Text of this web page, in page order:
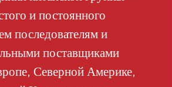
вождения. Кроме того,
разлагать органические загрязнения
как масло, пыль и бактерии. Под
обеспечивая эффект самоочищения.
зеркалами и лобовыми стеклами; она
и постоянного
последователям и
поставщиками
Северной Америке,